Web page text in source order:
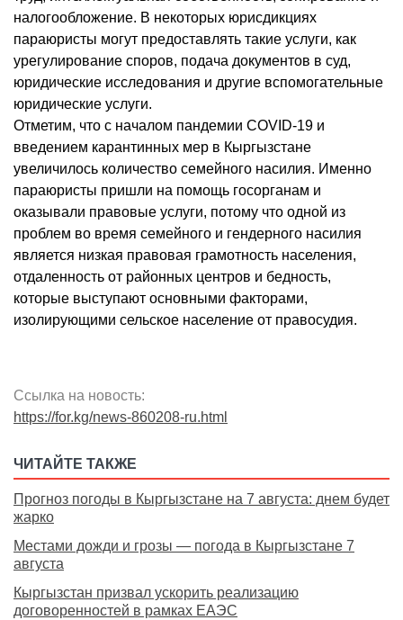
налогообложение. В некоторых юрисдикциях
параюристы могут предоставлять такие услуги, как
урегулирование споров, подача документов в суд,
юридические исследования и другие вспомогательные
юридические услуги.
Отметим, что с началом пандемии COVID-19 и
введением карантинных мер в Кыргызстане
увеличилось количество семейного насилия. Именно
параюристы пришли на помощь госорганам и
оказывали правовые услуги, потому что одной из
проблем во время семейного и гендерного насилия
является низкая правовая грамотность населения,
отдаленность от районных центров и бедность,
которые выступают основными факторами,
изолирующими сельское население от правосудия.
Ссылка на новость:
https://for.kg/news-860208-ru.html
ЧИТАЙТЕ ТАКЖЕ
Прогноз погоды в Кыргызстане на 7 августа: днем будет
жарко
Местами дожди и грозы — погода в Кыргызстане 7
августа
Кыргызстан призвал ускорить реализацию
договоренностей в рамках ЕАЭС